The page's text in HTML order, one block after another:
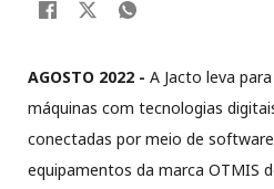
AGOSTO 2022 - A Jacto leva
máquinas com tecnologias
conectadas por meio de
equipamentos da marca OTMIS